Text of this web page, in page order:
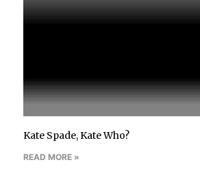
Kate Spade, Kate Who?
READ MORE »